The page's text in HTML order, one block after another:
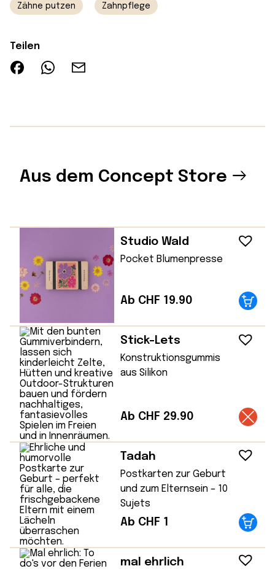
Zähne putzen Zahnpflege
Teilen
Aus dem Concept Store
Studio Wald
Pocket Blumenpresse
Ab CHF 19.90
Stick-Lets
Konstruktionsgummis
aus Silikon
Ab CHF 29.90
Tadah
Postkarten zur Geburt
und zum Elternsein – 10
Sujets
Ab CHF 1
mal ehrlich